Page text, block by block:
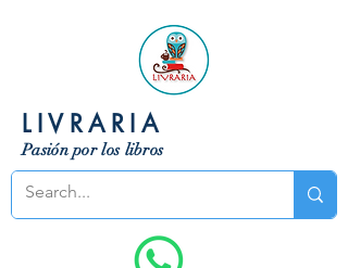
LIVRARIA
Pasión por los libros